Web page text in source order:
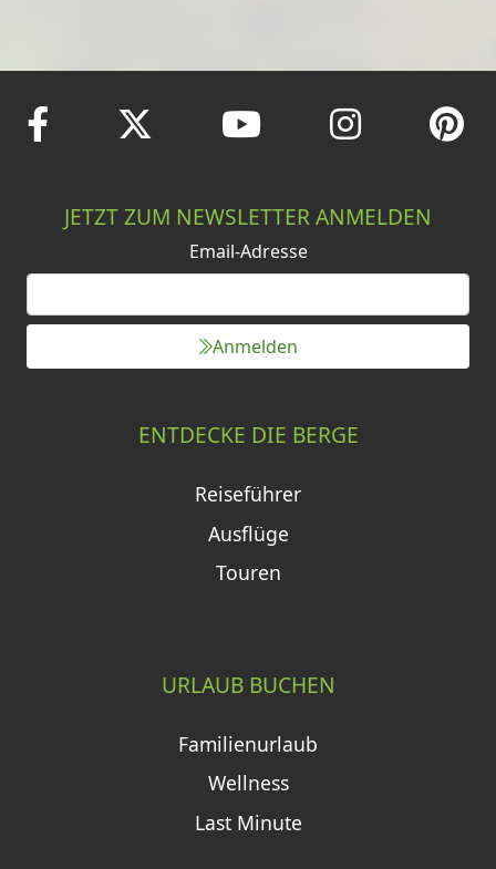
JETZT ZUM NEWSLETTER ANMELDEN
Email-Adresse
Anmelden
ENTDECKE DIE BERGE
Reiseführer
Ausflüge
Touren
URLAUB BUCHEN
Familienurlaub
Wellness
Last Minute